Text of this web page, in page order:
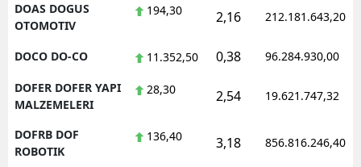
DOAS DOGUS
OTOMOTIV
194,30 2,16 212.181.643,20
DOCO DO-CO 11.352,50 0,38 96.284.930,00
DOFER DOFER YAPI
MALZEMELERI
28,30 2,54 19.621.747,32
DOFRB DOF
ROBOTIK
136,40 3,18 856.816.246,40